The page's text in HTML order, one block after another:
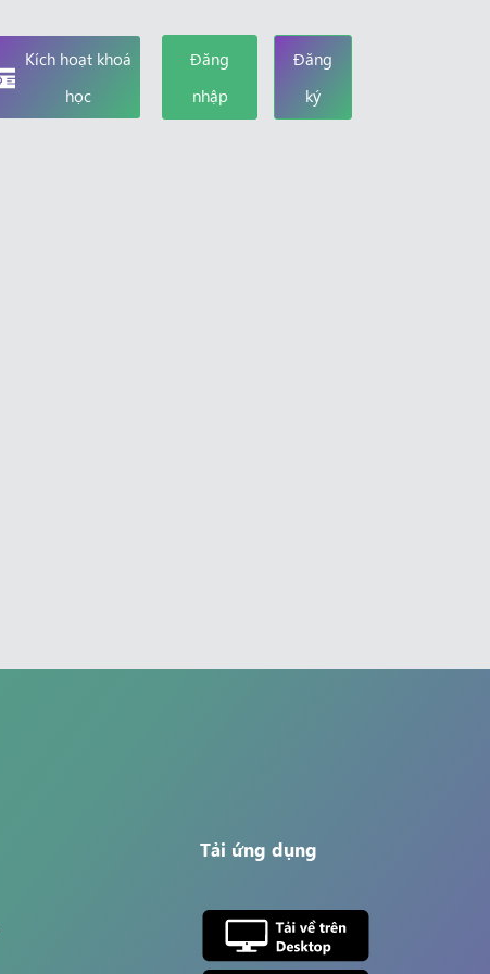
Kích hoạt khoá
học
Đăng
nhập
Đăng
ký
Tải ứng dụng